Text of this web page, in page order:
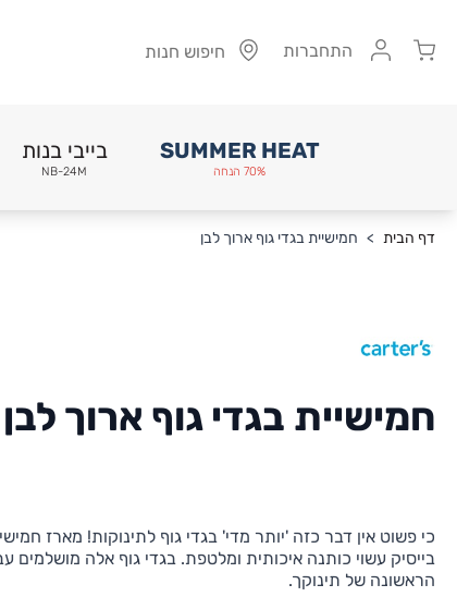
Cart התחברות חיפוש חנות
SUMMER HEAT
70% הנחה
בייבי בנות
NB-24M
דף הבית > חמישיית בגדי גוף ארוך לבן
חמישיית בגדי גוף ארוך לבן
כי פשוט אין דבר כזה 'יותר מדי' בגדי גוף לתינוקות! מארז
בייסיק עשוי כותנה איכותית ומלטפת. בגדי גוף אלה מושלמים
הראשונה של תינוקך.